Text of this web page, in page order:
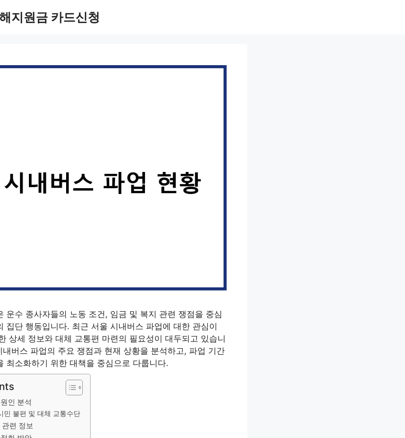
지원금 카드신청
운수 종사자들의 노동 조건, 임금 및 복지 관련 쟁점을 중심
집단 행동입니다. 최근 서울 시내버스 파업에 대한 관심이
상세 정보와 대체 교통편 마련의 필요성이 대두되고 있습니
버스 파업의 주요 쟁점과 현재 상황을 분석하고, 파업 기간
최소화하기 위한 대책을 중심으로 다룹니다.
인 분석
민 불편 및 대체 교통수단
련 정보